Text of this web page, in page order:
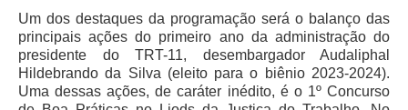
Comissão de Uniformização de Jurisprudência
Comitê de Gestão de Pessoas
Comissão de Vitaliciamento
Comitê de Atenção Integral à Saúde de Magistrados e
Um dos destaques da programação será o balanço das
principais ações do primeiro ano da administração do
presidente do TRT-11, desembargador Audaliphal
Hildebrando da Silva (eleito para o biênio 2023-2024).
Uma dessas ações, de caráter inédito, é o 1º Concurso